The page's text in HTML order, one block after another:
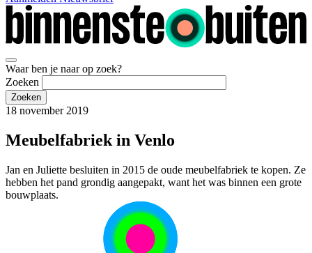
Waar ben je naar op zoek?
Zoeken
18 november 2019
Meubelfabriek in Venlo
Jan en Juliette besluiten in 2015 de oude meubelfabriek te kopen. Ze
hebben het pand grondig aangepakt, want het was binnen een grote
bouwplaats.